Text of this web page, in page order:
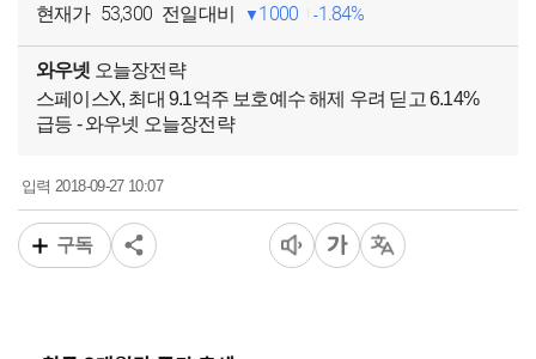
현재가 53,300 전일대비 1000 1.84%
와우넷 오늘장전략
스페이스X, 최대 9.1억주 보호예수 해제 우려 딛고 6.14%
급등 - 와우넷 오늘장전략
입력2018-09-27 10:07
구독